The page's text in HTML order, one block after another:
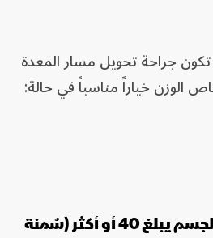
جراحة تحويل مسار المعدة
الوزن خياراً مناسباً في حالة:
إذا كان مؤشر كتلة الجسم يبلغ 40 أو أكثر (سُمنة